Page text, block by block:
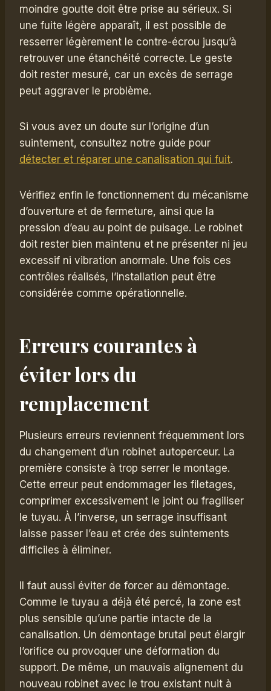
moindre goutte doit être prise au sérieux. Si
une fuite légère apparaît, il est possible de
resserrer légèrement le contre-écrou jusqu’à
retrouver une étanchéité correcte. Le geste
doit rester mesuré, car un excès de serrage
peut aggraver le problème.
Si vous avez un doute sur l’origine d’un
suintement, consultez notre guide pour
détecter et réparer une canalisation qui fuit.
Vérifiez enfin le fonctionnement du mécanisme
d’ouverture et de fermeture, ainsi que la
pression d’eau au point de puisage. Le robinet
doit rester bien maintenu et ne présenter ni jeu
excessif ni vibration anormale. Une fois ces
contrôles réalisés, l’installation peut être
considérée comme opérationnelle.
Erreurs courantes à
éviter lors du
remplacement
Plusieurs erreurs reviennent fréquemment lors
du changement d’un robinet autoperceur. La
première consiste à trop serrer le montage.
Cette erreur peut endommager les filetages,
comprimer excessivement le joint ou fragiliser
le tuyau. À l’inverse, un serrage insuffisant
laisse passer l’eau et crée des suintements
difficiles à éliminer.
Il faut aussi éviter de forcer au démontage.
Comme le tuyau a déjà été percé, la zone est
plus sensible qu’une partie intacte de la
canalisation. Un démontage brutal peut élargir
l’orifice ou provoquer une déformation du
support. De même, un mauvais alignement du
nouveau robinet avec le trou existant nuit à